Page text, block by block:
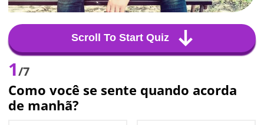
Scroll To Start Quiz
1/7
Como você se sente quando acorda
de manhã?